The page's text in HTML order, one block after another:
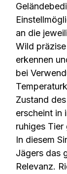
an die
Wild
erkennen
bei
Zustand
erscheint in
ruhiges
In diesem
Jägers das
Relevanz.